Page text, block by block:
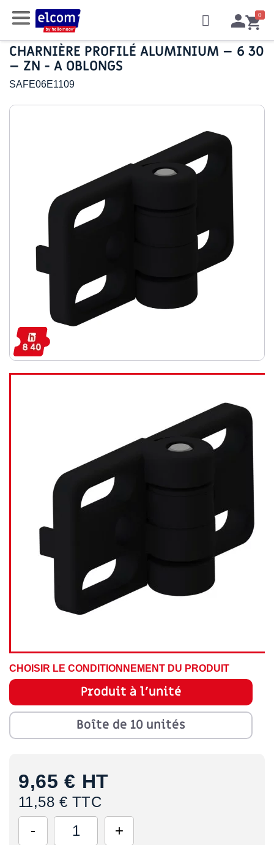
CHARNIÈRE PROFILÉ ALUMINIUM – 6 30
– ZN - A OBLONGS
SAFE06E1109
CHOISIR LE CONDITIONNEMENT DU PRODUIT
Produit à l'unité
Boîte de 10 unités
9,65 € HT
11,58 € TTC